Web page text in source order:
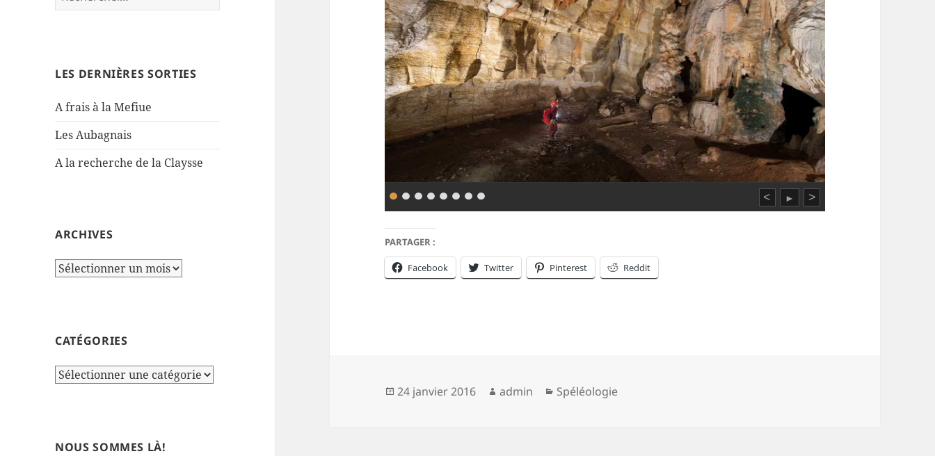
LES DERNIÈRES SORTIES
A frais à la Mefiue
Les Aubagnais
A la recherche de la Claysse
ARCHIVES
Archives
CATÉGORIES
Catégories
NOUS SOMMES LÀ!
< ► >
PARTAGER :
Facebook Twitter Pinterest Reddit
Publié
24 janvier 2016 Auteur
admin Catégories
Spéléologie